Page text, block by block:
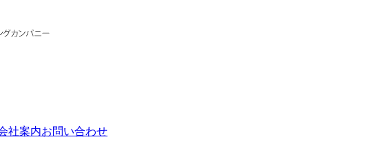
社案内お問い合わせ